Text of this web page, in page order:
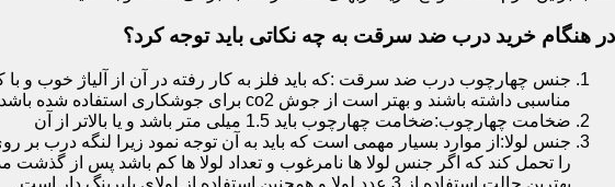
در هنگام خرید درب ضد سرقت به چه نکاتی باید توجه کرد؟
جنس چهارچوب درب ضد سرقت :که باید فلز به کار رفته در آن از آلیاژ خوب و
مناسبی داشته باشند و بهتر است از جوش co2 برای جوشکاری استفاده شده باشد.
ضخامت چهارچوب:ضخامت چهارچوب باید 1.5 میلی متر باشد و یا بالاتر از آن
جنس لولا:از موارد بسیار مهمی است که باید به آن توجه نمود زیرا لنگه درب بر
را تحمل کند که اگر جنس لولا ها نامرغوب و تعداد لولا ها کم باشد پس از
بهترین حالت استفاده از 3 عدد لولا و همچنین استفاده از لولای بلبرینگ دار است.